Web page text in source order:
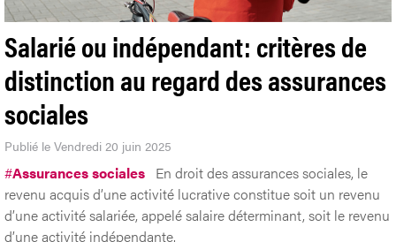
Salarié ou indépendant: critères de
distinction au regard des assurances
sociales
Publié le Vendredi 20 juin 2025
#Assurances sociales En droit des assurances sociales, le
revenu acquis d’une activité lucrative constitue soit un revenu
d’une activité salariée, appelé salaire déterminant, soit le revenu
d’une activité indépendante.